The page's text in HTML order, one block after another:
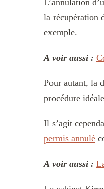
la récupération
exemple.
A voir aussi :
Pour autant, la
procédure
Il s’agit
permis annulé
A voir aussi :